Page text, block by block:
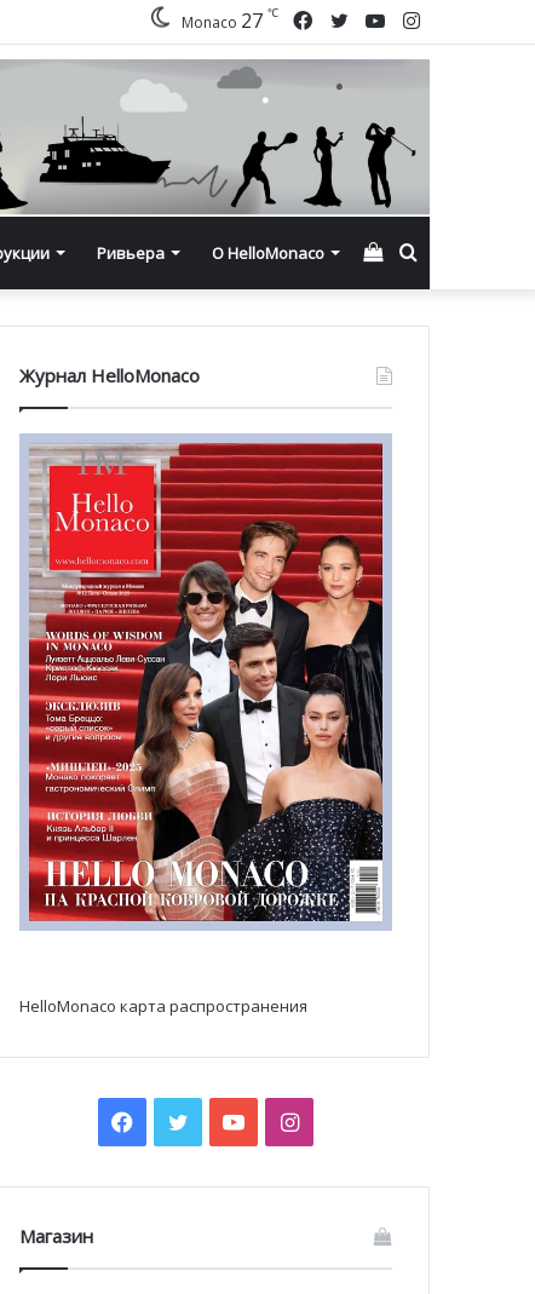
Instagram
YouTube
Twitter
Facebook
Monaco 27 ℃
Ривьера О HelloMonaco Смотреть
корзину
Журнал HelloMonaco
HelloMonaco карта распространения
Facebook
TwitterYouTubeInstagram
Магазин